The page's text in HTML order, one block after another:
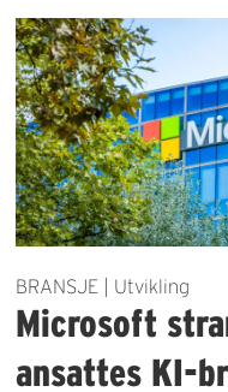
BRANSJE | Utvikling
Microsoft
ansattes KI-